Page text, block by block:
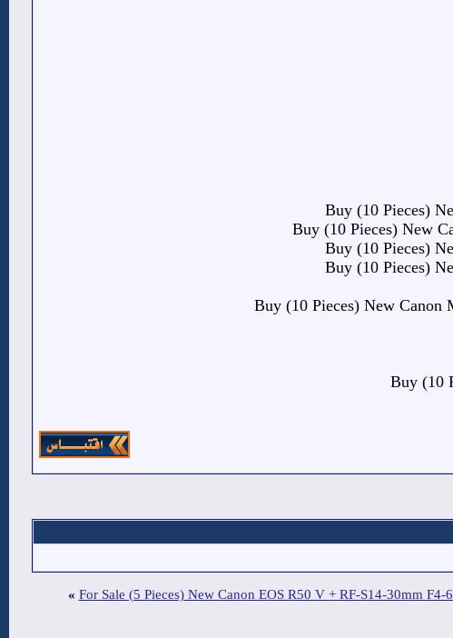
Buy (10 Pieces)
Buy (10 Pieces) New
Buy (10 Pieces)
Buy (10 Pieces)
Buy (10 Pieces) New Canon
Buy (10
For Sale (5 Pieces) New Canon EOS R50 V + RF-S14-30mm
»